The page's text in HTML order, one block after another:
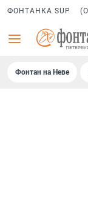
ФОНТАНКА SUP
Фонтан на Неве